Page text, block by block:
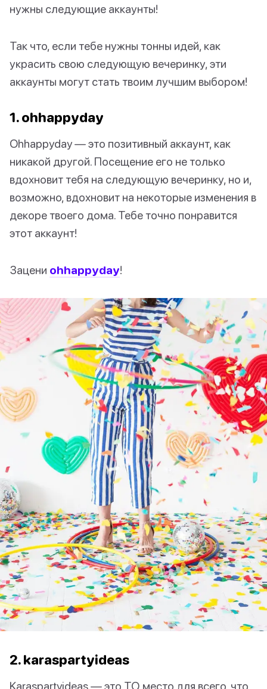
нужны следующие аккаунты!
Так что, если тебе нужны тонны идей, как
украсить свою следующую вечеринку, эти
аккаунты могут стать твоим лучшим выбором!
1. ohhappyday
Ohhappyday — это позитивный аккаунт, как
никакой другой. Посещение его не только
вдохновит тебя на следующую вечеринку, но и,
возможно, вдохновит на некоторые изменения в
декоре твоего дома. Тебе точно понравится
этот аккаунт!
Зацени ohhappyday!
2. karaspartyideas
Karaspartyideas — это ТО место для всего, что